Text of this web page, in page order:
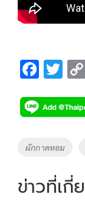
F
e
b
o
k
T
tt
er
Tags
ผักกาดหอม
ข่าวที่เกี่